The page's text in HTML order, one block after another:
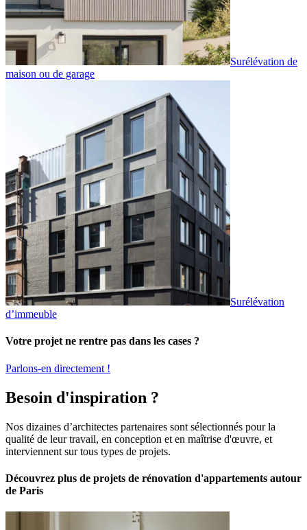
Surélévation de
maison ou de garage
Surélévation
d’immeuble
Votre projet ne rentre pas dans les cases ?
Parlons-en directement !
Besoin d'inspiration ?
Nos dizaines d’architectes partenaires sont sélectionnés pour la
qualité de leur travail, en conception et en maîtrise d'œuvre, et
interviennent sur tous types de projets.
Découvrez plus de projets de rénovation d'appartements autour
de Paris